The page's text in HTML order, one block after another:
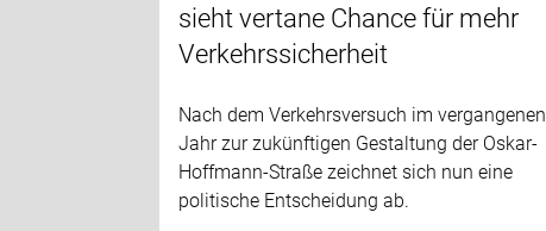
sieht vertane Chance für mehr
Verkehrssicherheit
Nach dem Verkehrsversuch im vergangenen
Jahr zur zukünftigen Gestaltung der Oskar-
Hoffmann-Straße zeichnet sich nun eine
politische Entscheidung ab.